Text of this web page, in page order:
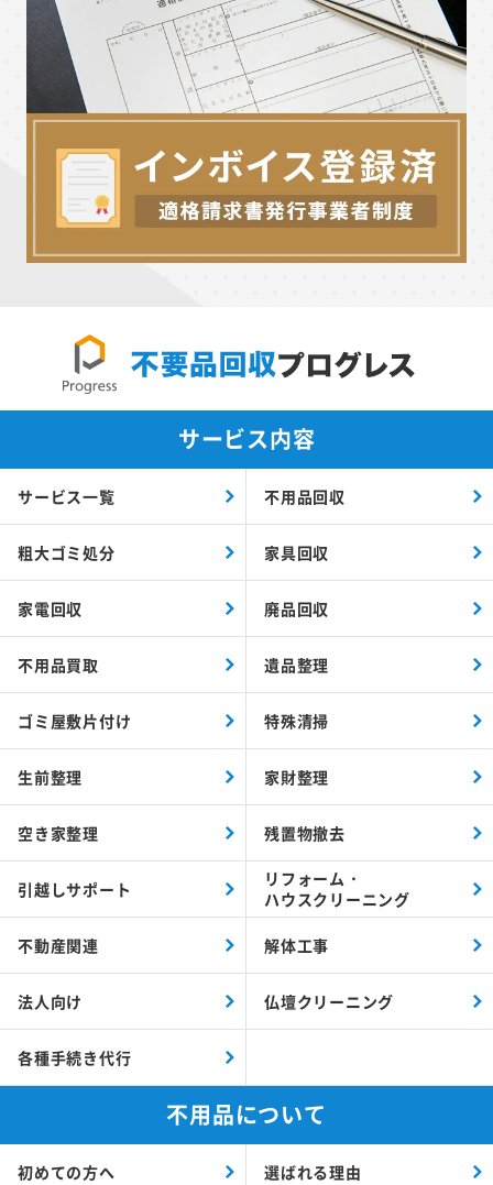
サービス内容
サービス一覧 不用品回収
粗大ゴミ処分 家具回収
家電回収 廃品回収
不用品買取 遺品整理
ゴミ屋敷片付け 特殊清掃
生前整理 家財整理
空き家整理 残置物撤去
引越しサポート
リフォーム・
ハウスクリーニング
不動産関連 解体工事
法人向け 仏壇クリーニング
各種手続き代行
不用品について
初めての方へ 選ばれる理由